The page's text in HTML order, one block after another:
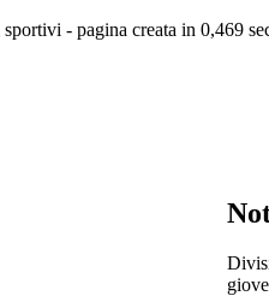
- pagina creata in 0,469